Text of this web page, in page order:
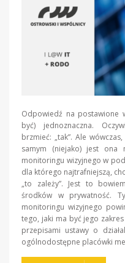
Odpowiedź na postawione
być) jednoznaczna.
brzmieć: „tak”. Ale
samym (niejako) jest ona
monitoringu wizyjnego w
dla którego najtrafniejszą,
„to zależy”. Jest to
środków w prywatność.
monitoringu wizyjnego
tego, jaki ma być jego
przepisami ustawy o
ogólnodostępne placówki